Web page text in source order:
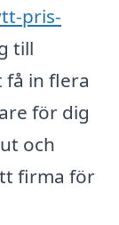
pris-
till
in flera
för dig
och
firma för